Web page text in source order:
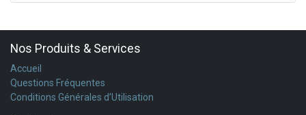
Nos Produits & Services
Accueil
Questions Fréquentes
Conditions Générales d’Utilisation